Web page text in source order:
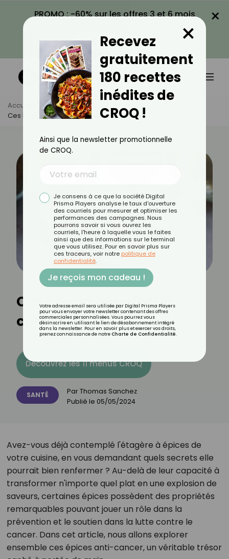
PROMO : -60% sur les offres 3 et 6 mois
VOIR LA PROMO
×
Accueil Actus
Santé
Ces Épices Pour Lutter Contre Le Cancer
Ces épices pour lutter
contre le cancer
Découvrez les 11 menus CROQ
SANTÉ ParThomas Sanchez
Publié le 05/05/2024
Avez-vous déjà contemplé l'étagère à épices de
votre cuisine, en vous demandant quels secrets elle
pourrait bien renfermer ? Au-delà de leur capacité à
transformer n'importe quel plat en une explosion de
saveurs, certaines épices possèdent des propriétés
remarquables pouvant jouer un rôle dans la
prévention et le soutien dans la lutte contre le
cancer. Dans cet article, nous allons explorer
ensemble ces épices anti-cancer, un véritable trésor
Recevez
gratuitement
180 recettes
inédites de
CROQ !
×
Ainsi que la newsletter promotionnelle
de CROQ.
Je consens à ce que la société Digital
Prisma Players analyse le taux d'ouverture
des courriels pour mesurer et optimiser les
performances des campagnes. Nous
pourrons savoir si vous ouvrez les
courriels, l'heure à laquelle vous le faites
ainsi que des informations sur le terminal
que vous utilisez. Pour en savoir plus sur
ces traceurs, voir notre politique de
confidentialité.
Je reçois mon cadeau !
Votre adresse email sera utilisée par Digital Prisma Players
pour vous envoyer votre newsletter contenant des offres
commerciales personnalisées. Vous pourrez vous
désinscrire en utilisant le lien de désabonnement intégré
dans la newsletter. Pour en savoir plus et exercer vos droits,
prenez connaissance de notre Charte de Confidentialité.